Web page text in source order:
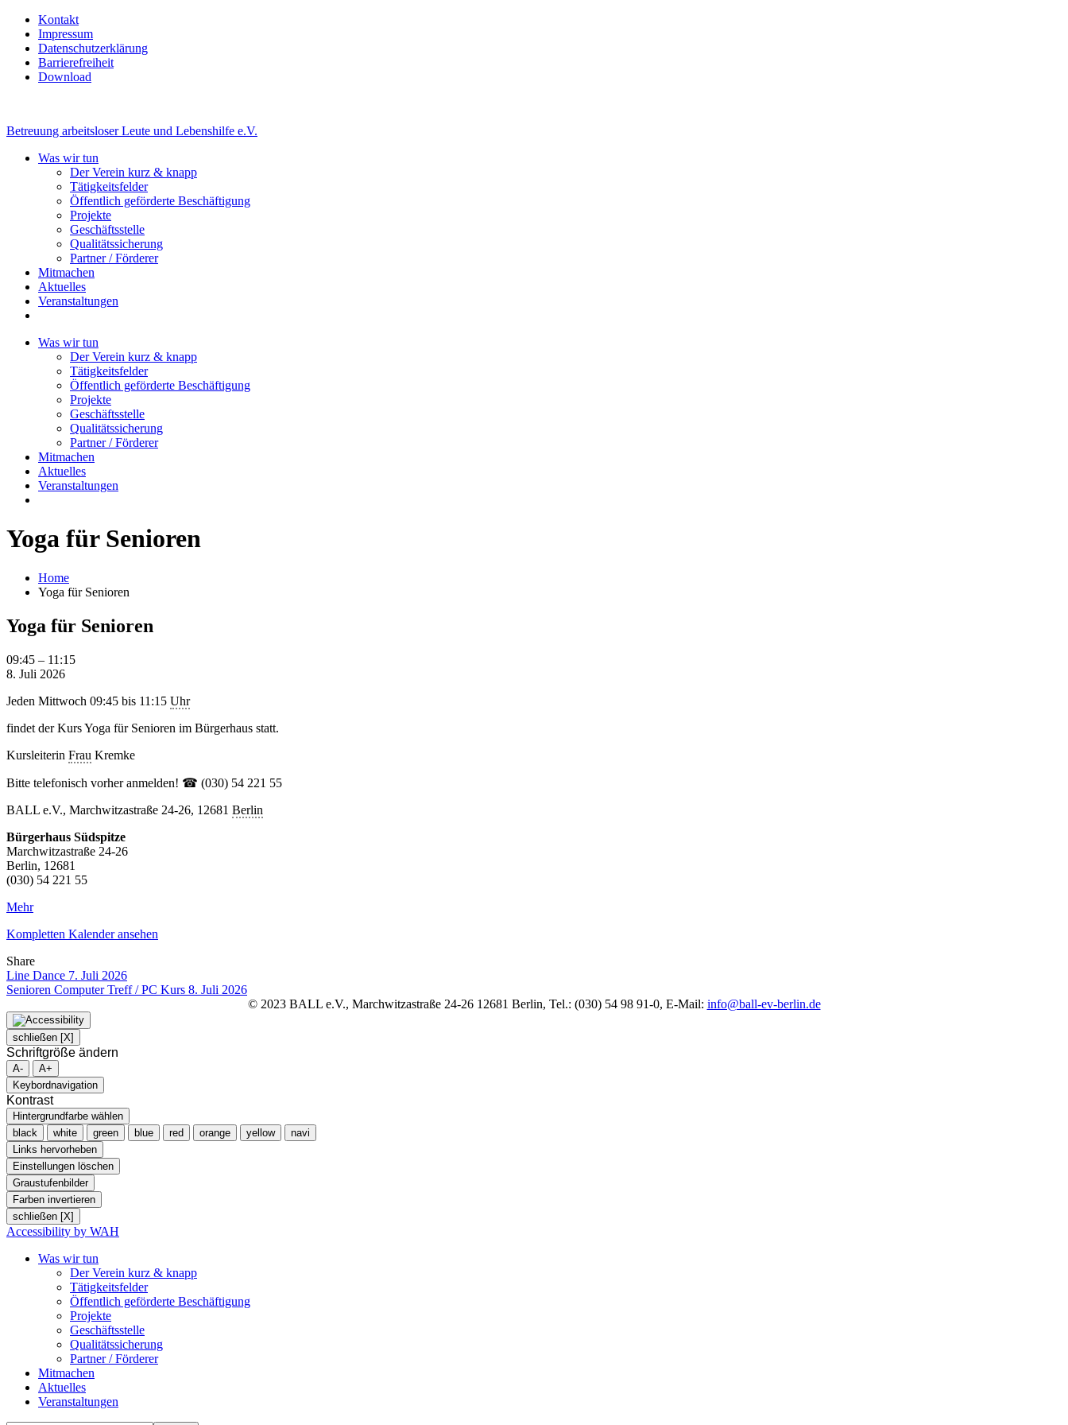
Kontakt
Impressum
Datenschutzerklärung
Barrierefreiheit
Download
Betreuung arbeitsloser Leute und Lebenshilfe e.V.
Was wir tun
Der Verein kurz & knapp
Tätigkeitsfelder
Öffentlich geförderte Beschäftigung
Projekte
Geschäftsstelle
Qualitätssicherung
Partner / Förderer
Mitmachen
Aktuelles
Veranstaltungen
Was wir tun
Der Verein kurz & knapp
Tätigkeitsfelder
Öffentlich geförderte Beschäftigung
Projekte
Geschäftsstelle
Qualitätssicherung
Partner / Förderer
Mitmachen
Aktuelles
Veranstaltungen
Yoga für Senioren
Home
Yoga für Senioren
Yoga für Senioren
Yoga
für
09:45 – 11:15
8. Juli 2026
Jeden Mittwoch 09:45 bis 11:15 Uhr
findet der Kurs Yoga für Senioren im Bürgerhaus statt.
Kursleiterin Frau Kremke
Bitte telefonisch vorher anmelden! ☎ (030) 54 221 55
BALL e.V., Marchwitzastraße 24-26, 12681 Berlin
Bürgerhaus Südspitze
Marchwitzastraße 24-26
Berlin, 12681
(030) 54 221 55
Mehr
Kompletten Kalender ansehen
Share
Facebook
Twitter
LinkedIn
Pinterest
Stumbleupon
Email
Line Dance 7. Juli 2026
Senioren Computer Treff / PC Kurs 8. Juli 2026
© 2023 BALL e.V., Marchwitzastraße 24-26 12681 Berlin, Tel.: (030) 54 98 91-0, E-Mail: info@ball-ev-berlin.de
schließen [X]
Schriftgröße ändern
A-
A+
Keybordnavigation
Kontrast
Hintergrundfarbe wählen
black
white green blue red orange yellow
navi
Links hervorheben
Einstellungen löschen
Graustufenbilder
Farben invertieren
schließen [X]
Accessibility by WAH
Was wir tun
Der Verein kurz & knapp
Tätigkeitsfelder
Öffentlich geförderte Beschäftigung
Projekte
Geschäftsstelle
Qualitätssicherung
Partner / Förderer
Mitmachen
Aktuelles
Veranstaltungen